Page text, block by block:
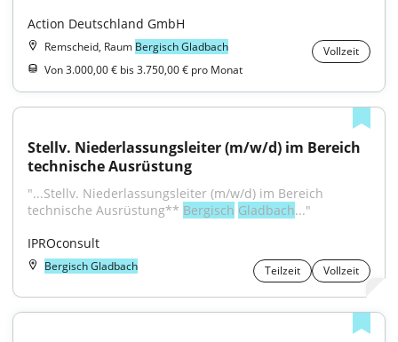
Action Deutschland GmbH
Remscheid, Raum Bergisch Gladbach
Vollzeit
Von 3.000,00 € bis 3.750,00 € pro Monat
Stellv. Niederlassungsleiter (m/w/d) im Bereich
technische Ausrüstung
"...Stellv. Niederlassungsleiter (m/w/d) im Bereich
technische Ausrüstung** Bergisch Gladbach..."
IPROconsult
Bergisch Gladbach Teilzeit Vollzeit